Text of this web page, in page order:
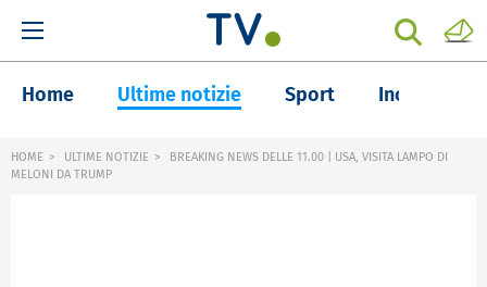
Home Ultime notizie Sport Inchieste
HOME ULTIME NOTIZIE
BREAKING NEWS DELLE 11.00 | USA, VISITA LAMPO DI
MELONI DA TRUMP